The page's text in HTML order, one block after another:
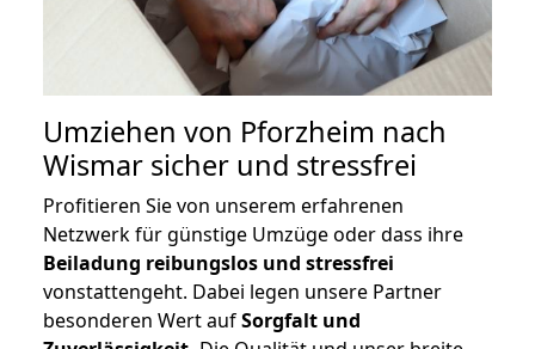
Umziehen von Pforzheim nach
Wismar sicher und stressfrei
Profitieren Sie von unserem erfahrenen
Netzwerk für günstige Umzüge oder dass ihre
Beiladung reibungslos und stressfrei
vonstattengeht. Dabei legen unsere Partner
besonderen Wert aufSorgfalt und